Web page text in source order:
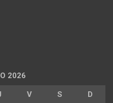
2026
V S D